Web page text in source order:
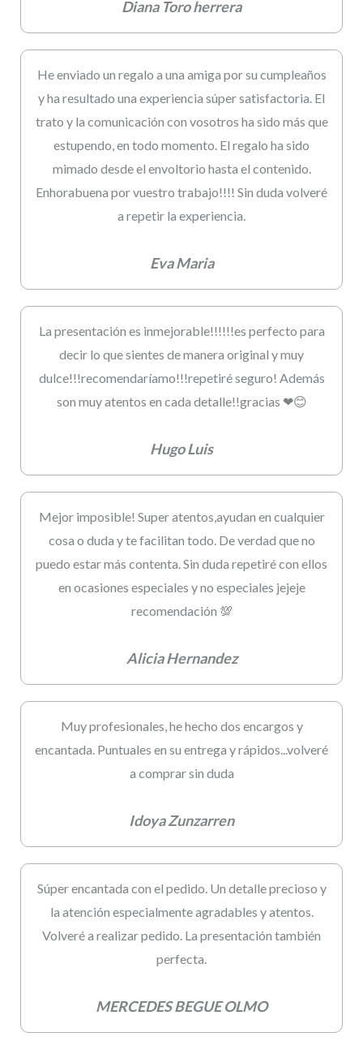
Diana Toro herrera
He enviado un regalo a una amiga por su cumpleaños
y ha resultado una experiencia súper satisfactoria. El
trato y la comunicación con vosotros ha sido más que
estupendo, en todo momento. El regalo ha sido
mimado desde el envoltorio hasta el contenido.
Enhorabuena por vuestro trabajo!!!! Sin duda volveré
a repetir la experiencia.
Eva Maria
La presentación es inmejorable!!!!!!es perfecto para
decir lo que sientes de manera original y muy
dulce!!!recomendaríamo!!!repetiré seguro! Además
son muy atentos en cada detalle!!gracias ❤😊
Hugo Luis
Mejor imposible! Super atentos,ayudan en cualquier
cosa o duda y te facilitan todo. De verdad que no
puedo estar más contenta. Sin duda repetiré con ellos
en ocasiones especiales y no especiales jejeje
recomendación 💯
Alicia Hernandez
Muy profesionales, he hecho dos encargos y
encantada. Puntuales en su entrega y rápidos...volveré
a comprar sin duda
Idoya Zunzarren
Súper encantada con el pedido. Un detalle precioso y
la atención especialmente agradables y atentos.
Volveré a realizar pedido. La presentación también
perfecta.
MERCEDES BEGUE OLMO